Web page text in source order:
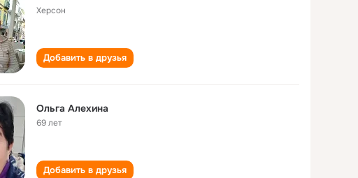
Херсон
Добавить в друзья
Ольга Алехина
69 лет
Добавить в друзья